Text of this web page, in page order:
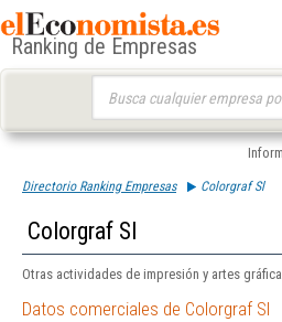
Ranking de Empresas
Directorio Ranking Empresas Colorgraf Sl
Colorgraf Sl
Otras actividades de impresión y artes
Datos comerciales de Colorgraf Sl